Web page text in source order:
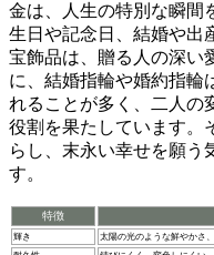
金は、人生の特別な瞬間
生日や記念日、結婚や出
宝飾品は、贈る人の深い
に、結婚指輪や婚約指輪
れることが多く、二人の
役割を果たしています。
らし、末永い幸せを願う
す。
特徴
輝き
太陽の光のような鮮やかさ